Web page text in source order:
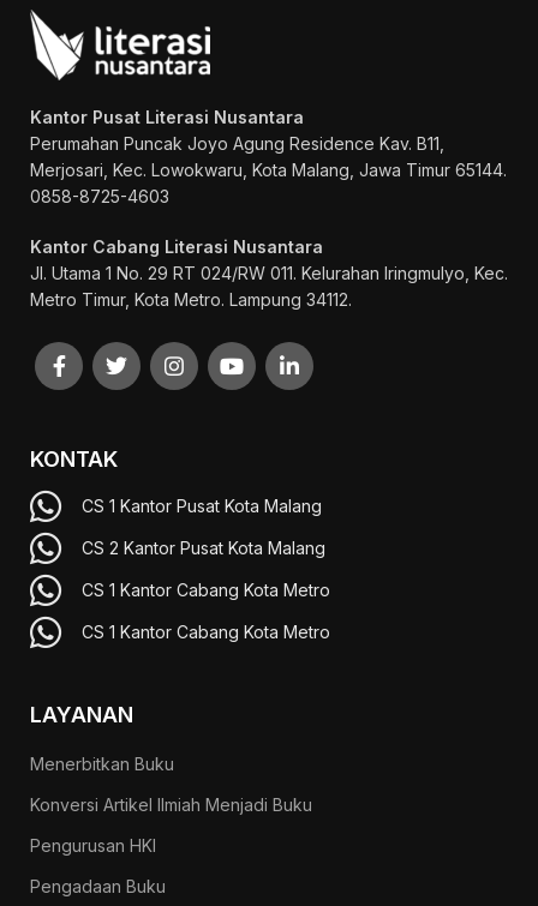
Kantor Pusat Literasi Nusantara
Perumahan Puncak Joyo Agung Residence Kav. B11,
Merjosari, Kec. Lowokwaru, Kota Malang, Jawa Timur 65144.
0858-8725-4603
Kantor Cabang Literasi Nusantara
Jl. Utama 1 No. 29 RT 024/RW 011. Kelurahan Iringmulyo, Kec.
Metro Timur, Kota Metro. Lampung 34112.
KONTAK
CS 1 Kantor Pusat Kota Malang
CS 2 Kantor Pusat Kota Malang
CS 1 Kantor Cabang Kota Metro
CS 1 Kantor Cabang Kota Metro
LAYANAN
Menerbitkan Buku
Konversi Artikel Ilmiah Menjadi Buku
Pengurusan HKI
Pengadaan Buku